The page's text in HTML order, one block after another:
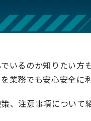
いるのか知りたい方
業務でも安心安全に
、注意事項について